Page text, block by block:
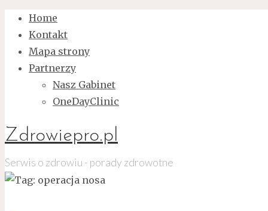
Home
Kontakt
Mapa strony
Partnerzy
Nasz Gabinet
OneDayClinic
Zdrowiepro.pl
Serwis o zdrowiu - porady zdrowotne